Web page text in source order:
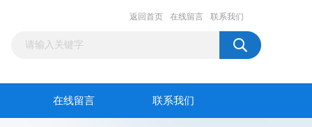
返回首页 在线留言 联系我们
在线留言 联系我们